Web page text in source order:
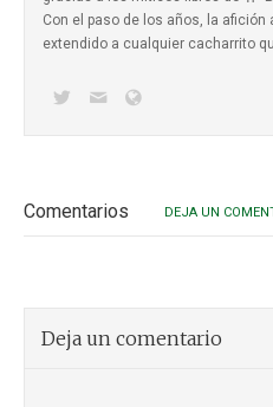
Con el paso de los años, la afición
extendido a cualquier cacharrito
Comentarios DEJA UN
Deja un comentario